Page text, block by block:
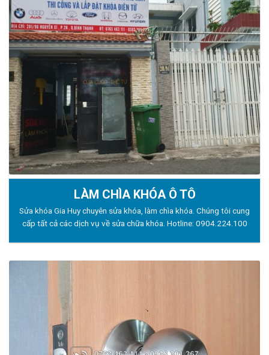
LÀM CHÌA KHÓA Ô TÔ
Sửa khóa Gia Huy chuyên sửa khóa, làm chìa khóa. Chúng tôi cung
cấp tất cả các dịch vụ về sửa chữa khóa. Hotline: 0904.224.100